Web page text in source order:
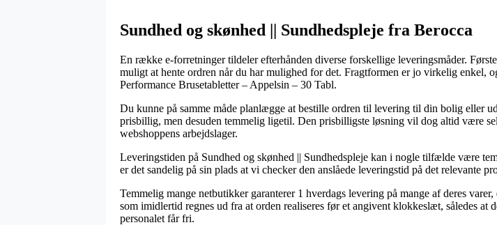
Sundhed og skønhed || Sundhedspleje fra Berocca
En række e-forretninger tildeler efterhånden diverse forskellige leveringsmåder.
muligt at hente ordren når du har mulighed for det. Fragtformen er jo virkelig enkel,
Performance Brusetabletter – Appelsin – 30 Tabl.
Du kunne på samme måde planlægge at bestille ordren til levering til din bolig eller
prisbillig, men desuden temmelig ligetil. Den prisbilligste løsning vil dog altid være
webshoppens arbejdslager.
Leveringstiden på Sundhed og skønhed || Sundhedspleje kan i nogle tilfælde være
er det sandelig på sin plads at vi checker den anslåede leveringstid på det relevante
Temmelig mange netbutikker garanterer 1 hverdags levering på mange af deres
som imidlertid regnes ud fra at orden realiseres før et angivent klokkeslæt, således at
personalet får fri.